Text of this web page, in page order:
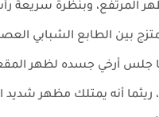
المرتفع، وبنظرة سريعة
بين الطابع الشبابي
جلس أرخي جسده لظهر
ريثما أنه يمتلك مظهر شديد